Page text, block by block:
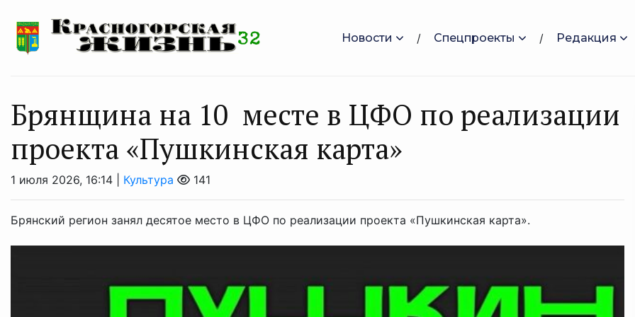
Новости Спецпроекты Редакция
Брянщина на 10 месте в ЦФО по реализации
проекта «Пушкинская карта»
1 июля 2026, 16:14 | Культура 141
Брянский регион занял десятое место в ЦФО по реализации проекта «Пушкинская карта».